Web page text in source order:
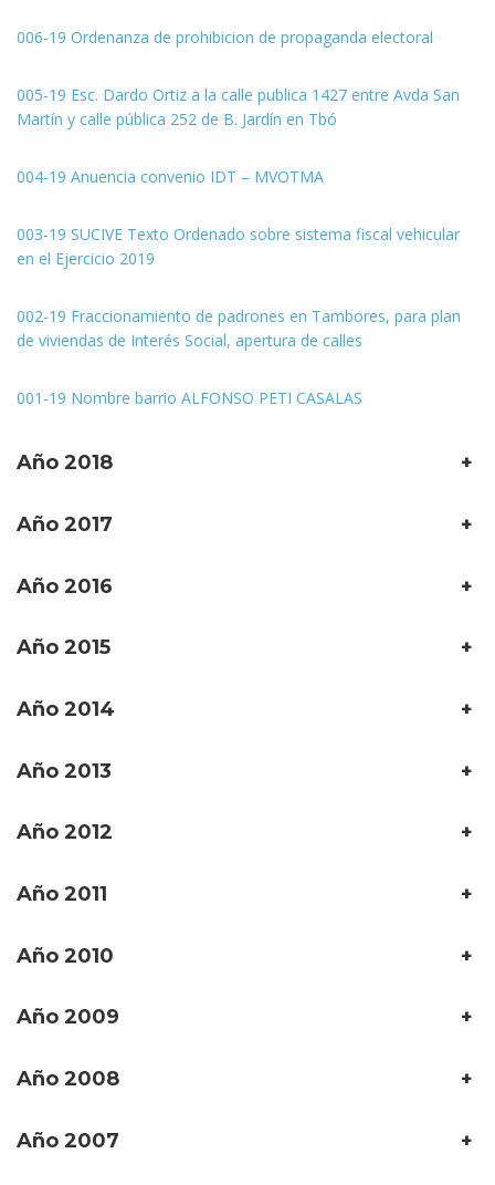
006-19 Ordenanza de prohibicion de propaganda electoral
005-19 Esc. Dardo Ortiz a la calle publica 1427 entre Avda San
Martín y calle pública 252 de B. Jardín en Tbó
004-19 Anuencia convenio IDT – MVOTMA
003-19 SUCIVE Texto Ordenado sobre sistema fiscal vehicular
en el Ejercicio 2019
002-19 Fraccionamiento de padrones en Tambores, para plan
de viviendas de Interés Social, apertura de calles
001-19 Nombre barrio ALFONSO PETI CASALAS
Año 2018 +
Año 2017 +
Año 2016 +
Año 2015 +
Año 2014 +
Año 2013 +
Año 2012 +
Año 2011 +
Año 2010 +
Año 2009 +
Año 2008 +
Año 2007 +